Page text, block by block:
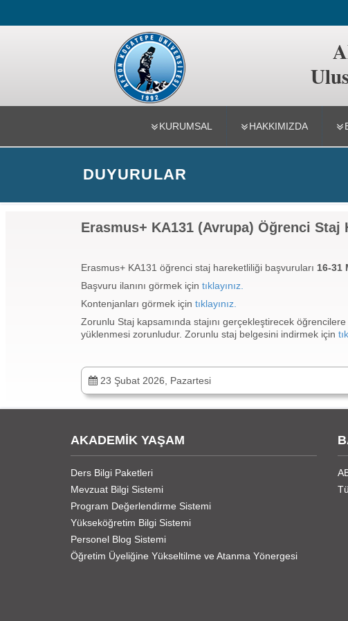
Uluslararası
KURUMSAL HAKKIMIZDA
DUYURULAR
Erasmus+ KA131 (Avrupa) Öğrenci Staj
Erasmus+ KA131 öğrenci staj hareketliliği başvuruları 16-31
Başvuru ilanını görmek için tıklayınız.
Kontenjanları görmek için tıklayınız.
Zorunlu Staj kapsamında stajını gerçekleştirecek öğrencilere
yüklenmesi zorunludur. Zorunlu staj belgesini indirmek için
23 Şubat 2026, Pazartesi
AKADEMİK YAŞAM
Ders Bilgi Paketleri
Mevzuat Bilgi Sistemi
Program Değerlendirme Sistemi
Yükseköğretim Bilgi Sistemi
Personel Blog Sistemi
Öğretim Üyeliğine Yükseltilme ve Atanma Yönergesi